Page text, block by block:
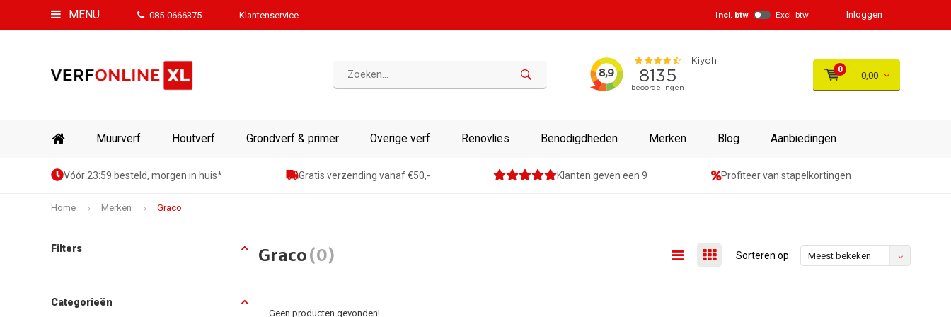
MENU 085-0666375 Klantenservice Incl. btw Excl. btw Inloggen
0
0,00
Muurverf Houtverf Grondverf & primer Overige verf Renovlies Benodigdheden Merken Blog Aanbiedingen
Vóór 23:59 besteld, morgen in huis* Gratis verzending vanaf €50,- Klanten geven een 9 Profiteer van stapelkortingen
Home Merken Graco
Filters
Categorieën
Graco(0) Sorteren op: Meest bekeken
Geen producten gevonden!...